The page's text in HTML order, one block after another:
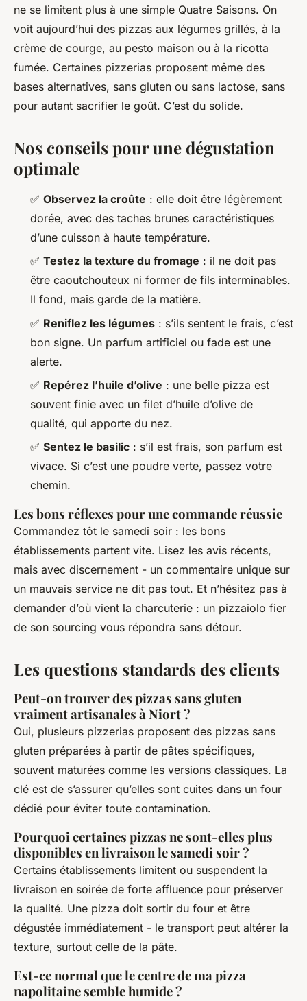
ne se limitent plus à une simple Quatre Saisons. On
voit aujourd’hui des pizzas aux légumes grillés, à la
crème de courge, au pesto maison ou à la ricotta
fumée. Certaines pizzerias proposent même des
bases alternatives, sans gluten ou sans lactose, sans
pour autant sacrifier le goût. C’est du solide.
Nos conseils pour une dégustation
optimale
✅ Observez la croûte : elle doit être légèrement
dorée, avec des taches brunes caractéristiques
d’une cuisson à haute température.
✅ Testez la texture du fromage : il ne doit pas
être caoutchouteux ni former de fils interminables.
Il fond, mais garde de la matière.
✅ Reniflez les légumes : s’ils sentent le frais, c’est
bon signe. Un parfum artificiel ou fade est une
alerte.
✅ Repérez l’huile d’olive : une belle pizza est
souvent finie avec un filet d’huile d’olive de
qualité, qui apporte du nez.
✅ Sentez le basilic : s’il est frais, son parfum est
vivace. Si c’est une poudre verte, passez votre
chemin.
Les bons réflexes pour une commande réussie
Commandez tôt le samedi soir : les bons
établissements partent vite. Lisez les avis récents,
mais avec discernement - un commentaire unique sur
un mauvais service ne dit pas tout. Et n’hésitez pas à
demander d’où vient la charcuterie : un pizzaiolo fier
de son sourcing vous répondra sans détour.
Les questions standards des clients
Peut-on trouver des pizzas sans gluten
vraiment artisanales à Niort ?
Oui, plusieurs pizzerias proposent des pizzas sans
gluten préparées à partir de pâtes spécifiques,
souvent maturées comme les versions classiques. La
clé est de s’assurer qu’elles sont cuites dans un four
dédié pour éviter toute contamination.
Pourquoi certaines pizzas ne sont-elles plus
disponibles en livraison le samedi soir ?
Certains établissements limitent ou suspendent la
livraison en soirée de forte affluence pour préserver
la qualité. Une pizza doit sortir du four et être
dégustée immédiatement - le transport peut altérer la
texture, surtout celle de la pâte.
Est-ce normal que le centre de ma pizza
napolitaine semble humide ?